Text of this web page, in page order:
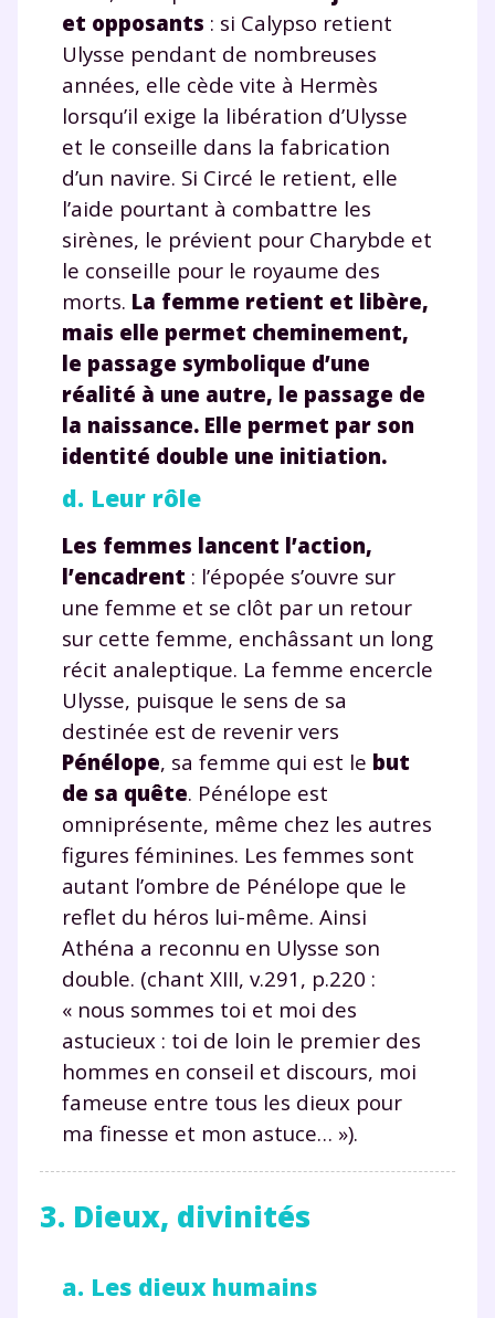
et opposants : si Calypso retient
Ulysse pendant de nombreuses
années, elle cède vite à Hermès
lorsqu’il exige la libération d’Ulysse
et le conseille dans la fabrication
d’un navire. Si Circé le retient, elle
l’aide pourtant à combattre les
sirènes, le prévient pour Charybde et
le conseille pour le royaume des
morts. La femme retient et libère,
mais elle permet cheminement,
le passage symbolique d’une
réalité à une autre, le passage de
la naissance. Elle permet par son
identité double une initiation.
d. Leur rôle
Les femmes lancent l’action,
l’encadrent : l’épopée s’ouvre sur
une femme et se clôt par un retour
sur cette femme, enchâssant un long
récit analeptique. La femme encercle
Ulysse, puisque le sens de sa
destinée est de revenir vers
Pénélope, sa femme qui est le but
de sa quête. Pénélope est
omniprésente, même chez les autres
figures féminines. Les femmes sont
autant l’ombre de Pénélope que le
reflet du héros lui-même. Ainsi
Athéna a reconnu en Ulysse son
double. (chant XIII, v.291, p.220 :
« nous sommes toi et moi des
astucieux : toi de loin le premier des
hommes en conseil et discours, moi
fameuse entre tous les dieux pour
ma finesse et mon astuce… »).
3. Dieux, divinités
a. Les dieux humains
Tout le programme scolaire du CP à
la Terminale
Des profs expérimentés disponibles
à la demande par tchat, audio ou
vidéo
TESTER GRATUITEMENT
* Votre code d'accès sera envoyé à cette adresse e-mail. En
renseignant votre e-mail, vous consentez à ce que vos
données à caractère personnel soient traitées par SEJER, sous
la marque myMaxicours, afin que SEJER puisse vous donner
accès au service de soutien scolaire pendant 24h. Pour en
savoir plus sur la gestion de vos données personnelles et
pour exercer vos droits, vous pouvez consulter
notre
charte.
communications de la part de
myMaxicours.
Votre adresse e-mail sera exclusivement utilisée pour
vous envoyer notre newsletter. Vous pourrez vous
désinscrire à tout moment, à travers le lien de
désinscription présent dans chaque newsletter. Pour
en savoir plus sur la gestion de vos données
personnelles et pour exercer vos droits, vous pouvez
consulternotre charte.